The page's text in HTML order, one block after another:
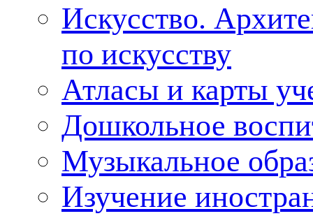
Искусство.
по искусству
Атласы и карты
Дошкольное
Музыкальное
Изучение